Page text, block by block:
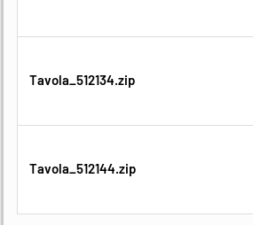
Tavola_512134.zip
Tavola_512144.zip